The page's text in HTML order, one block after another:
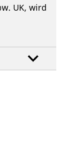
UK, wird